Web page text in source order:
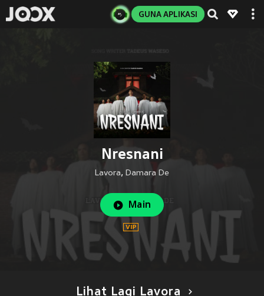
GUNA APLIKASI
Nresnani
Lavora, Damara De
Main
Lihat Lagi Lavora